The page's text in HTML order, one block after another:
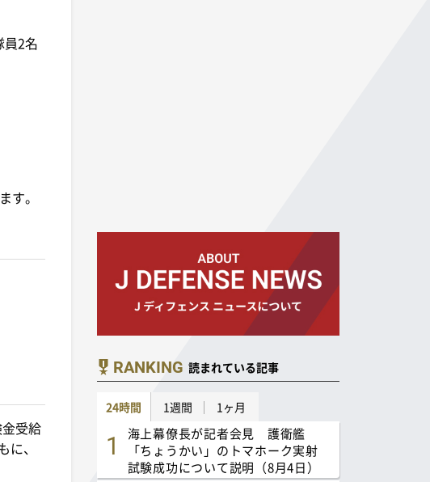
員2名
す。
受給
、
RANKING 読まれている記事
24時間 1週間 1ヶ月
海上幕僚長が記者会見 護衛艦
「ちょうかい」のトマホーク実射
試験成功について説明（8月4日）